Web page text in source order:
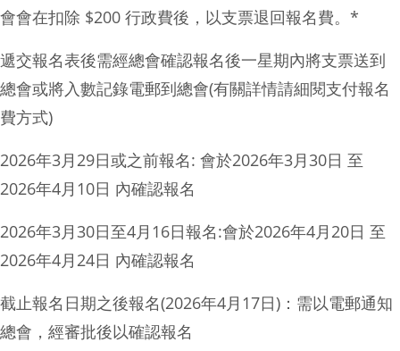
會會在扣除 $200 行政費後，以支票退回報名費。*
遞交報名表後需經總會確認報名後一星期內將支票送到
總會或將入數記錄電郵到總會(有關詳情請細閱支付報名
費方式)
2026年3月29日或之前報名: 會於2026年3月30日 至
2026年4月10日 內確認報名
2026年3月30日至4月16日報名:會於2026年4月20日 至
2026年4月24日 內確認報名
截止報名日期之後報名(2026年4月17日)：需以電郵通知
總會，經審批後以確認報名